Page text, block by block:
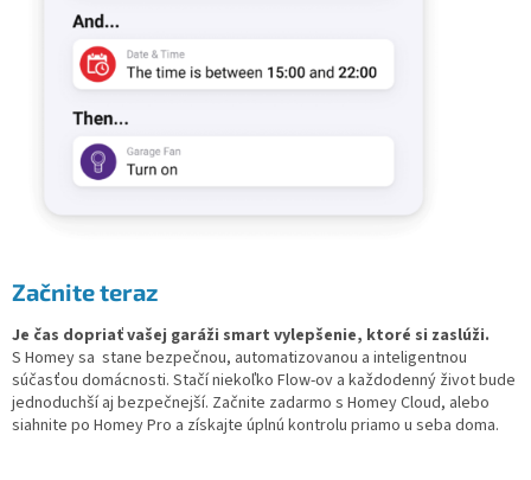
Začnite teraz
Je čas dopriať vašej garáži smart vylepšenie, ktoré si zaslúži.
S Homey sa stane bezpečnou, automatizovanou a inteligentnou
súčasťou domácnosti. Stačí niekoľko Flow-ov a každodenný život bude
jednoduchší aj bezpečnejší. Začnite zadarmo s Homey Cloud, alebo
siahnite po Homey Pro a získajte úplnú kontrolu priamo u seba doma.